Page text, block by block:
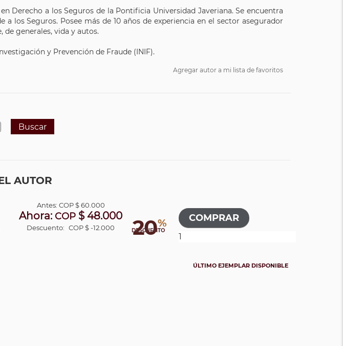
Derecho a los Seguros de la Pontificia Universidad Javeriana. Se encuentra
los Seguros. Posee más de 10 años de experiencia en el sector asegurador
generales, vida y autos.
y Prevención de Fraude (INIF).
Agregar autor a mi lista de favoritos
Buscar
AUTOR
20%
DESCUENTO
Antes: COP$ 60.000
Ahora: COP $ 48.000
Descuento: COP $ -12.000
ÚLTIMO EJEMPLAR DISPONIBLE